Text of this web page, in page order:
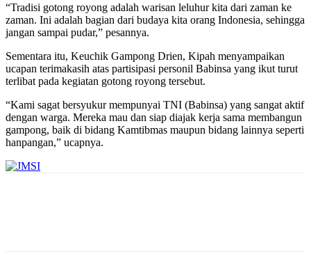
“Tradisi gotong royong adalah warisan leluhur kita dari zaman ke
zaman. Ini adalah bagian dari budaya kita orang Indonesia, sehingga
jangan sampai pudar,” pesannya.
Sementara itu, Keuchik Gampong Drien, Kipah menyampaikan
ucapan terimakasih atas partisipasi personil Babinsa yang ikut turut
terlibat pada kegiatan gotong royong tersebut.
“Kami sagat bersyukur mempunyai TNI (Babinsa) yang sangat aktif
dengan warga. Mereka mau dan siap diajak kerja sama membangun
gampong, baik di bidang Kamtibmas maupun bidang lainnya seperti
hanpangan,” ucapnya.